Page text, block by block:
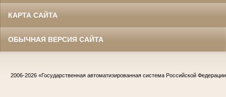
КАРТА САЙТА
ОБЫЧНАЯ ВЕРСИЯ САЙТА
2006-2026 «Государственная автоматизированная система Российской